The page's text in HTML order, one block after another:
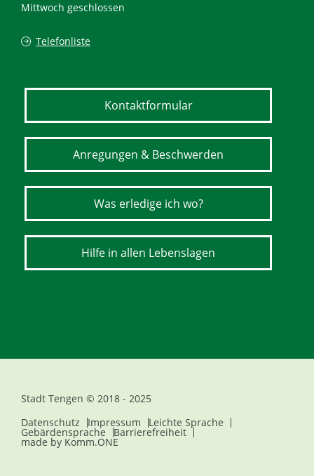
Mittwoch geschlossen
Telefonliste
Kontaktformular
Anregungen & Beschwerden
Was erledige ich wo?
Hilfe in allen Lebenslagen
Stadt Tengen © 2018 - 2025
Datenschutz
Impressum Leichte Sprache
Gebärdensprache Barrierefreiheit
made by Komm.ONE